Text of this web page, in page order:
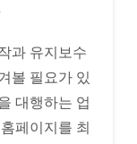
과 유지보수
볼 필요가 있
대행하는 업
페이지를 최